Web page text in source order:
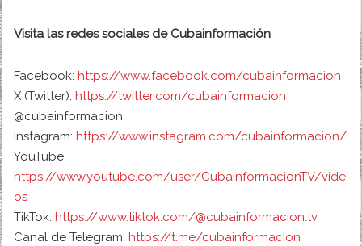
Visita las redes sociales de Cubainformación
Facebook: https://www.facebook.com/cubainformacion
X (Twitter): https://twitter.com/cubainformacion
@cubainformacion
Instagram: https://www.instagram.com/cubainformacion/
YouTube:
https://www.youtube.com/user/CubainformacionTV/vide
os
TikTok: https://www.tiktok.com/@cubainformacion.tv
Canal de Telegram: https://t.me/cubainformacion